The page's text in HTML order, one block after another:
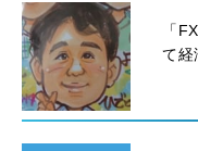
「
て経